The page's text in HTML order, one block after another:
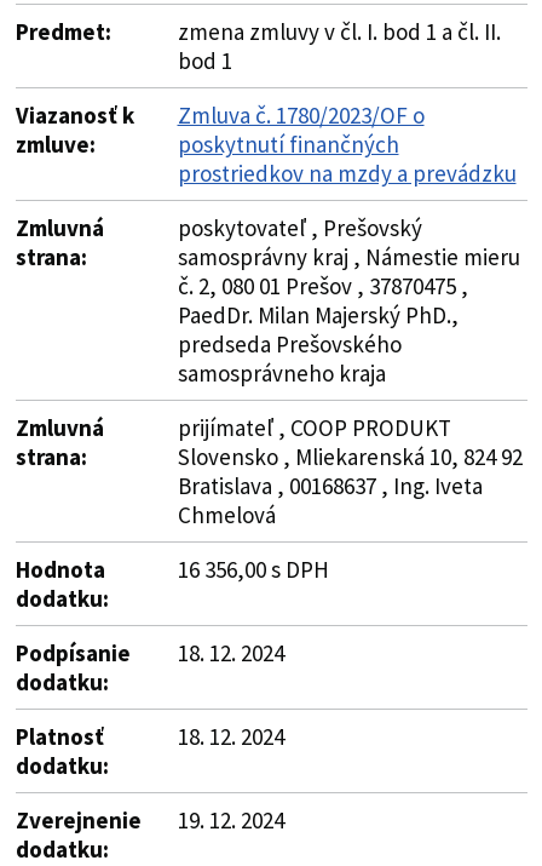
Predmet:
zmena zmluvy v čl. I. bod 1 a čl. II.
bod 1
Viazanosť k
zmluve:
Zmluva č. 1780/2023/OF o
poskytnutí finančných
prostriedkov na mzdy a prevádzku
Zmluvná
strana:
poskytovateľ , Prešovský
samosprávny kraj , Námestie mieru
č. 2, 080 01 Prešov , 37870475 ,
PaedDr. Milan Majerský PhD.,
predseda Prešovského
samosprávneho kraja
Zmluvná
strana:
prijímateľ , COOP PRODUKT
Slovensko , Mliekarenská 10, 824 92
Bratislava , 00168637 , Ing. Iveta
Chmelová
Hodnota
dodatku:
16 356,00 s DPH
Podpísanie
dodatku:
18. 12. 2024
Platnosť
dodatku:
18. 12. 2024
Zverejnenie
dodatku:
19. 12. 2024